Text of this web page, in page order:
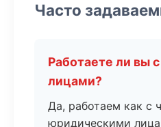
Часто
Работаете ли вы
лицами?
Да, работаем как с
юридическими